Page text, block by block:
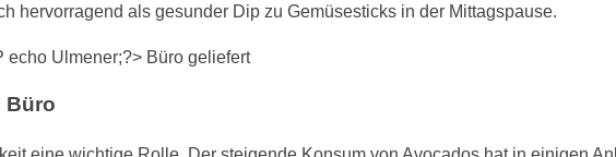
hervorragend als gesunder Dip zu Gemüsesticks in der Mittagspause.
Büro